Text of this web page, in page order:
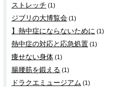
ストレッチ (1)
ジブリの大博覧会 (1)
】熱中症にならないために (1)
熱中症の対応と応急処置 (1)
痩せない身体 (1)
腸腰筋を鍛える (1)
ドラクエミュージアム (1)